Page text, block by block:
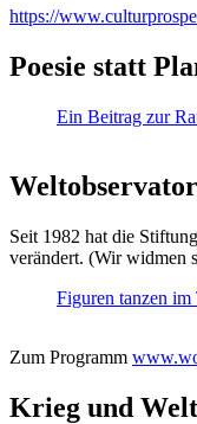
https://
Poesie statt
Ein Beitrag zur
Seit 1982 hat die
verändert. (Wir widmen
Figuren tanzen im
Zum Programm
Krieg und